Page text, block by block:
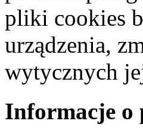
pliki cookies
urządzenia,
wytycznych
Informacje o